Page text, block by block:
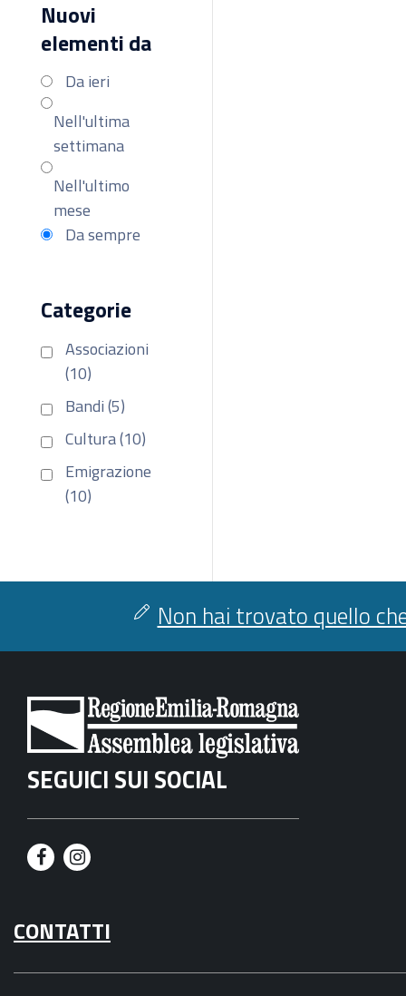
Nuovi
elementi da
Da ieri
Nell'ultima
settimana
Nell'ultimo
mese
Da sempre
Categorie
Associazioni
(10)
Bandi (5)
Cultura (10)
Emigrazione
(10)
Non hai trovato quello
SEGUICI SUI SOCIAL
F
c
e
I
s
t
CONTATTI